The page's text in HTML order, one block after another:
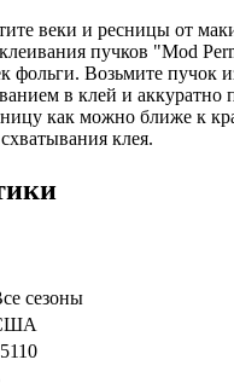
веки и ресницы от
пучков "Mod
фольги. Возьмите пучок
в клей и аккуратно
как можно ближе к
клея.
сезоны